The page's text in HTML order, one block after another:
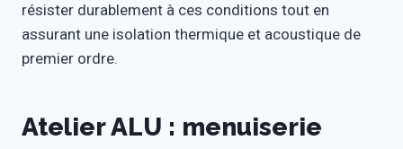
résister durablement à ces conditions tout en
assurant une isolation thermique et acoustique de
premier ordre.
Atelier ALU : menuiserie